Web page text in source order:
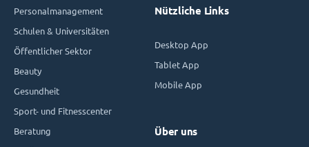
Personalmanagement
Schulen & Universitäten
Öffentlicher Sektor
Beauty
Gesundheit
Sport- und Fitnesscenter
Beratung
Nützliche Links
Desktop App
Tablet App
Mobile App
Über uns